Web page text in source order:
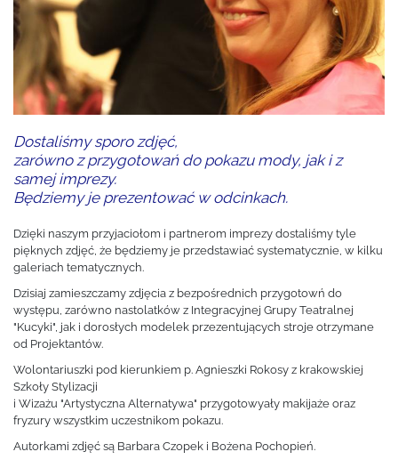
Dostaliśmy sporo zdjęć,
zarówno z przygotowań do pokazu mody, jak i z
samej imprezy.
Będziemy je prezentować w odcinkach.
Dzięki naszym przyjaciołom i partnerom imprezy dostaliśmy tyle
pięknych zdjęć, że będziemy je przedstawiać systematycznie, w kilku
galeriach tematycznych.
Dzisiaj zamieszczamy zdjęcia z bezpośrednich przygotowń do
występu, zarówno nastolatków z Integracyjnej Grupy Teatralnej
"Kucyki", jak i dorosłych modelek przezentujących stroje otrzymane
od Projektantów.
Wolontariuszki pod kierunkiem p. Agnieszki Rokosy z krakowskiej
Szkoły Stylizacji
i Wizażu "Artystyczna Alternatywa" przygotowyały makijaże oraz
fryzury wszystkim uczestnikom pokazu.
Autorkami zdjęć są Barbara Czopek i Bożena Pochopień.